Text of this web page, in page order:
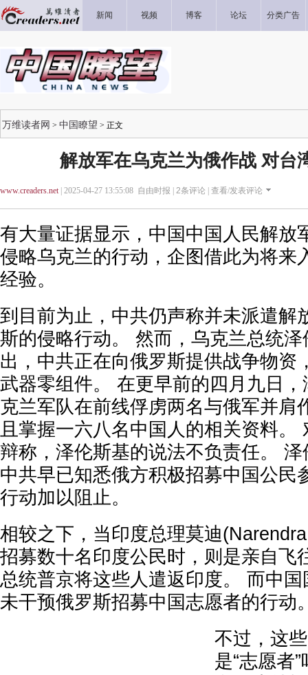
新闻 视频 博客 论坛 分类广告
万维读者网 > 中国瞭望 > 正文
解放军在乌克兰为俄作战 对台
www.creaders.net| 2025-04-27 13:55:08 自由时报 | 2条评论 | 查看/发表评论
有大量证据显示，中国中国人民解放
侵略乌克兰的行动，企图借此为将来
经验。
到目前为止，中共仍声称并未派遣解
斯的侵略行动。 然而，乌克兰总统
出，中共正在向俄罗斯提供战争物资
武器零组件。 在更早前的四月九日
克兰军队在前线俘虏两名与俄军并肩
且掌握一六八名中国人的相关资料。
辩称，泽伦斯基的说法不负责任。
中共早已知悉俄方积极招募中国公民
行动加以阻止。
相较之下，当印度总理莫迪
招募数十名印度公民时，则是亲自飞
总统普京将这些人遣返印度。 而中
未干预俄罗斯招募中国志愿者的行动
不过，这
是“志愿者